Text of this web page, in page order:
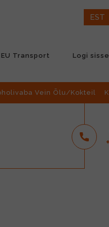
EST
EU Transport Logi sisse
Vein Õlu/Kokteil